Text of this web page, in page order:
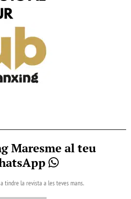
Maresme al teu
tindre la revista a les teves mans.